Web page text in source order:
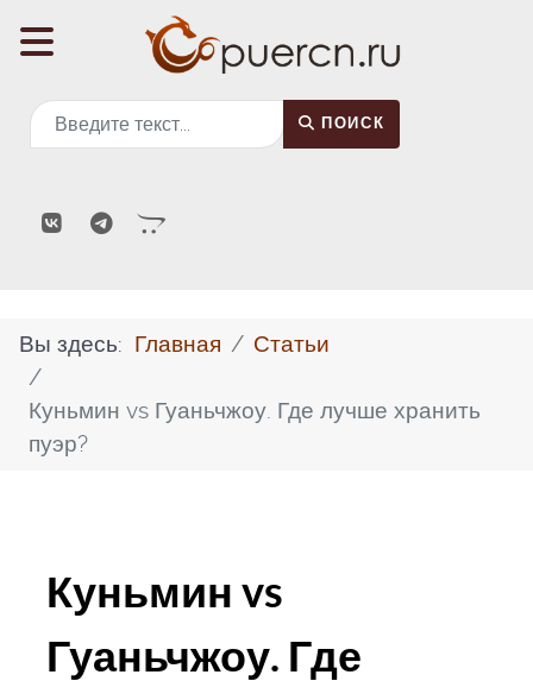
Поиск ПОИСК
Вы здесь: Главная Статьи
Куньмин vs Гуаньчжоу. Где лучше хранить
пуэр?
Куньмин vs
Гуаньчжоу. Где